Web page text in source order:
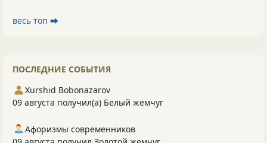
весь топ ⮕
ПОСЛЕДНИЕ СОБЫТИЯ
Xurshid Bobonazarov
09 августа получил(а) Белый жемчуг
Афоризмы современников